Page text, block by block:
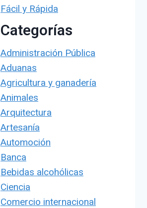
Fácil y Rápida
Categorías
Administración Pública
Aduanas
Agricultura y ganadería
Animales
Arquitectura
Artesanía
Automoción
Banca
Bebidas alcohólicas
Ciencia
Comercio internacional